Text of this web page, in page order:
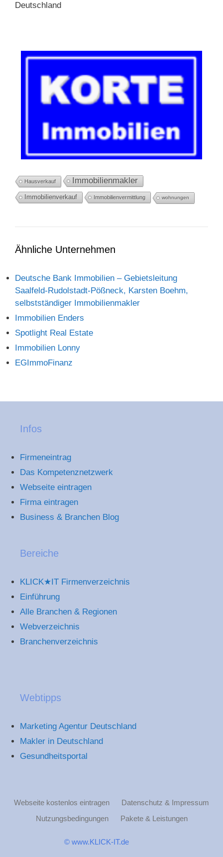
Deutschland
Hausverkauf Immobilienmakler
Immobilienverkauf Immobilienvermittlung wohnungen
Ähnliche Unternehmen
Deutsche Bank Immobilien – Gebietsleitung
Saalfeld-Rudolstadt-Pößneck, Karsten Boehm,
selbstständiger Immobilienmakler
Immobilien Enders
Spotlight Real Estate
Immobilien Lonny
EGImmoFinanz
Infos
Firmeneintrag
Das Kompetenznetzwerk
Webseite eintragen
Firma eintragen
Business & Branchen Blog
Bereiche
KLICK★IT Firmenverzeichnis
Einführung
Alle Branchen & Regionen
Webverzeichnis
Branchenverzeichnis
Webtipps
Marketing Agentur Deutschland
Makler in Deutschland
Gesundheitsportal
Webseite kostenlos eintragen
Datenschutz & Impressum
Nutzungsbedingungen
Pakete & Leistungen
© www.KLICK-IT.de